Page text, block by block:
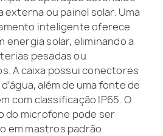
externa ou painel solar. Uma
inteligente oferece
energia solar, eliminando a
pesadas ou
A caixa possui conectores
além de uma fonte de
com classificação IP65. O
do microfone pode ser
em mastros padrão.